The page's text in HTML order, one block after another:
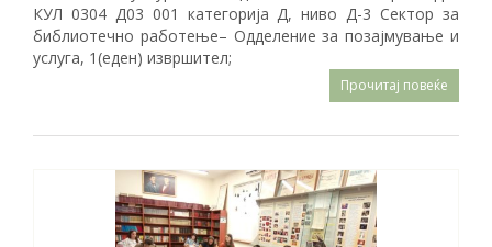
КУЛ 0304 Д03 001 категорија Д, ниво Д-3 Сектор за
библиотечно работење– Одделение за позајмување и
услуга, 1(еден) извршител;
Прочитај повеќе